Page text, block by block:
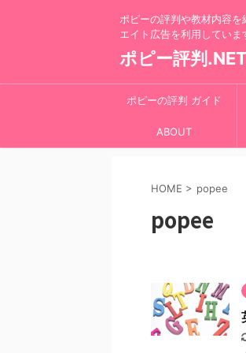
ポピーの評判や教材内容
エイト広告を利用していま
ポピー評判.NET
ポピーの評判 ガイド
ABOUT
HOME > popee
popee